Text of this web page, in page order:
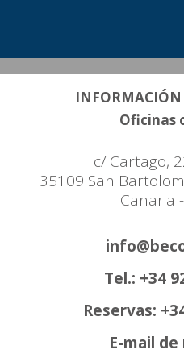
INFORMACIÓN
Oficinas
c/ Cartago,
35109 San
Canaria
Tel.: +34
Reservas:
E-mail